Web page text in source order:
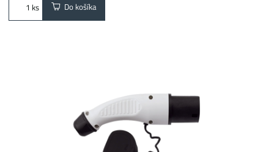
ks Do košíka